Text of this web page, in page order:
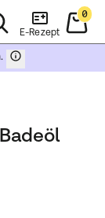
E-Rezept
0